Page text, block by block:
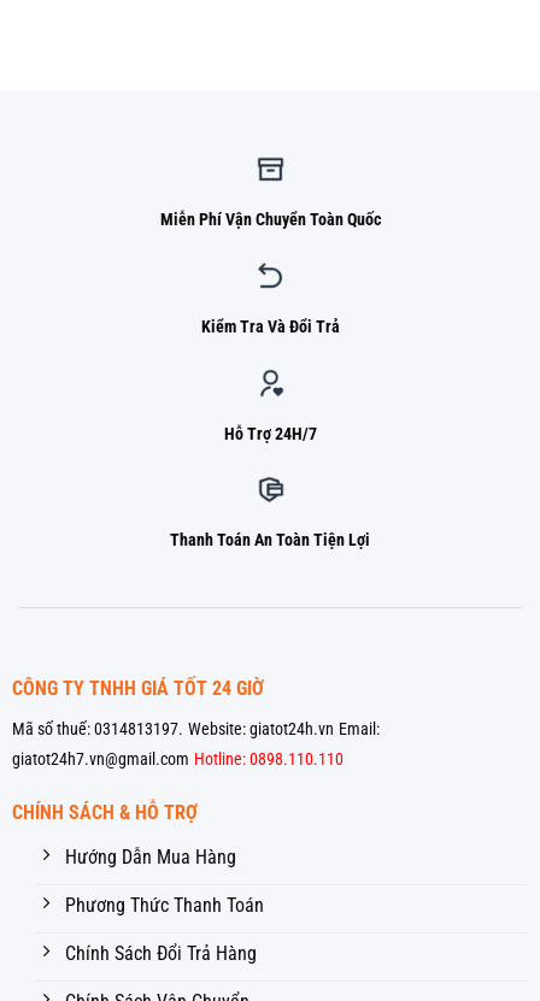
Miễn Phí Vận Chuyển Toàn Quốc
Kiểm Tra Và Đổi Trả
Hỗ Trợ 24H/7
Thanh Toán An Toàn Tiện Lợi
CÔNG TY TNHH GIÁ TỐT 24 GIỜ
Mã số thuế: 0314813197. Website: giatot24h.vn Email:
giatot24h7.vn@gmail.com Hotline: 0898.110.110
CHÍNH SÁCH & HỖ TRỢ
Hướng Dẫn Mua Hàng
Phương Thức Thanh Toán
Chính Sách Đổi Trả Hàng